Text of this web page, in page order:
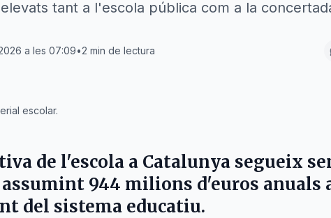
tant a l'escola pública com a la
a les 07:09•2 min de lectura
escolar.
de l'escola a Catalunya segueix
944 milions d'euros anuals
del sistema educatiu.